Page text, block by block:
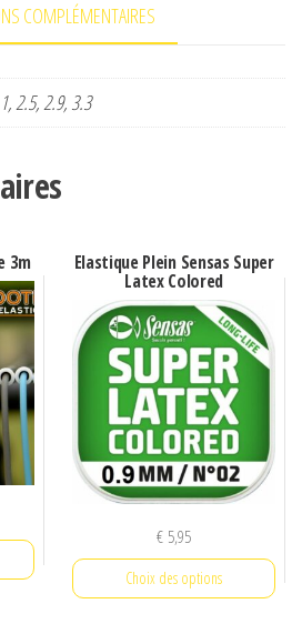
COMPLÉMENTAIRES
2.5, 2.9, 3.3
3m Elastique Plein Sensas Super
Latex Colored
€ 5,95
Choix des options